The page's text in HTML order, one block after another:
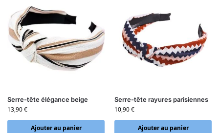
Serre-tête élégance beige
13,90€
Ajouter au panier
Serre-tête rayures parisiennes
10,90€
Ajouter au panier